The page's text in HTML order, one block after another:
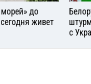
до
живет
с